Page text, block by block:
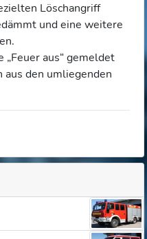
Löschangriff
und eine weitere
aus“ gemeldet
den umliegenden